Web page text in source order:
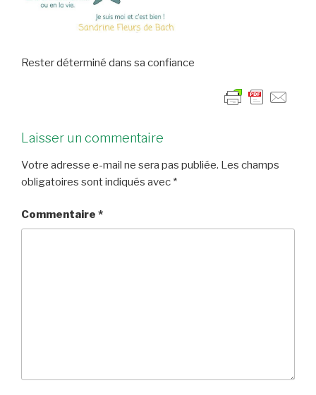
Rester déterminé dans sa confiance
Laisser un commentaire
Votre adresse e-mail ne sera pas publiée. Les champs
obligatoires sont indiqués avec *
Commentaire *